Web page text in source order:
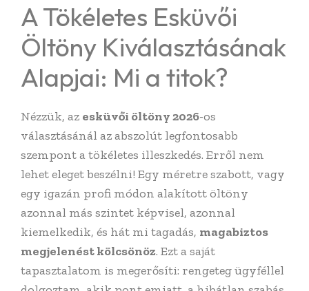
A Tökéletes Esküvői
Öltöny Kiválasztásának
Alapjai: Mi a titok?
Nézzük, az esküvői öltöny 2026-os
választásánál az abszolút legfontosabb
szempont a tökéletes illeszkedés. Erről nem
lehet eleget beszélni! Egy méretre szabott, vagy
egy igazán profi módon alakított öltöny
azonnal más szintet képvisel, azonnal
kiemelkedik, és hát mi tagadás, magabiztos
megjelenést kölcsönöz. Ezt a saját
tapasztalatom is megerősíti: rengeteg ügyféllel